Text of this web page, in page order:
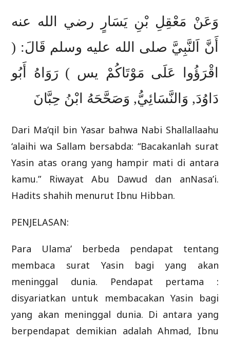
وَعَنْ مَعْقِلِ بْنِ يَسَارٍ رضي الله عنه
أَنَّ اَلنَّبِيَّ صلى الله عليه وسلم قَالَ: (
اقْرَؤُوا عَلَى مَوْتَاكُمْ يس ) رَوَاهُ أَبُو
دَاوُدَ, وَالنَّسَائِيُّ, وَصَحَّحَهُ ابْنُ حِبَّانَ
Dari Ma’qil bin Yasar bahwa Nabi Shallallaahu
‘alaihi wa Sallam bersabda: “Bacakanlah surat
Yasin atas orang yang hampir mati di antara
kamu.” Riwayat Abu Dawud dan anNasa’i.
Hadits shahih menurut Ibnu Hibban.
PENJELASAN:
Para Ulama’ berbeda pendapat tentang
membaca surat Yasin bagi yang akan
meninggal dunia. Pendapat pertama :
disyariatkan untuk membacakan Yasin bagi
yang akan meninggal dunia. Di antara yang
berpendapat demikian adalah Ahmad, Ibnu